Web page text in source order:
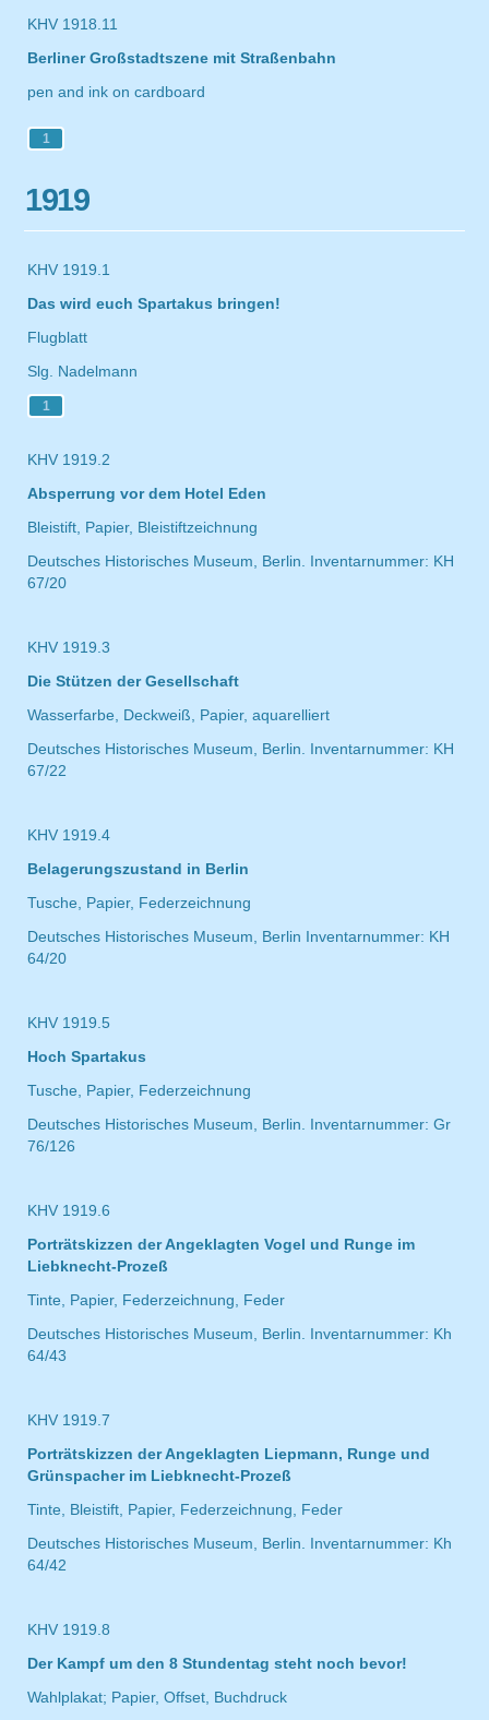
KHV 1918.11
Berliner Großstadtszene mit Straßenbahn
pen and ink on cardboard
1
1919
KHV 1919.1
Das wird euch Spartakus bringen!
Flugblatt
Slg. Nadelmann
1
KHV 1919.2
Absperrung vor dem Hotel Eden
Bleistift, Papier, Bleistiftzeichnung
Deutsches Historisches Museum, Berlin. Inventarnummer: KH
67/20
KHV 1919.3
Die Stützen der Gesellschaft
Wasserfarbe, Deckweiß, Papier, aquarelliert
Deutsches Historisches Museum, Berlin. Inventarnummer: KH
67/22
KHV 1919.4
Belagerungszustand in Berlin
Tusche, Papier, Federzeichnung
Deutsches Historisches Museum, Berlin Inventarnummer: KH
64/20
KHV 1919.5
Hoch Spartakus
Tusche, Papier, Federzeichnung
Deutsches Historisches Museum, Berlin. Inventarnummer: Gr
76/126
KHV 1919.6
Porträtskizzen der Angeklagten Vogel und Runge im
Liebknecht-Prozeß
Tinte, Papier, Federzeichnung, Feder
Deutsches Historisches Museum, Berlin. Inventarnummer: Kh
64/43
KHV 1919.7
Porträtskizzen der Angeklagten Liepmann, Runge und
Grünspacher im Liebknecht-Prozeß
Tinte, Bleistift, Papier, Federzeichnung, Feder
Deutsches Historisches Museum, Berlin. Inventarnummer: Kh
64/42
KHV 1919.8
Der Kampf um den 8 Stundentag steht noch bevor!
Wahlplakat; Papier, Offset, Buchdruck